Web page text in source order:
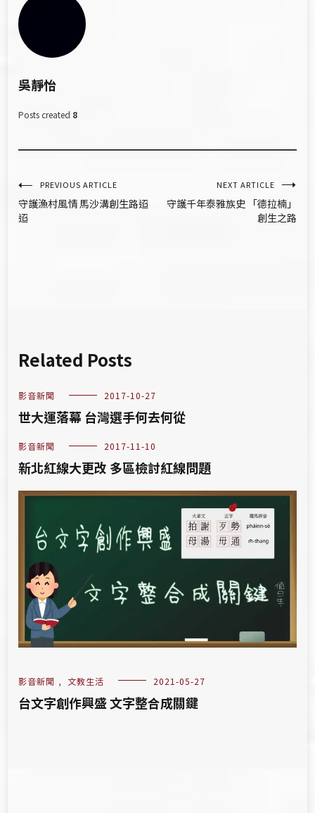
吳靜怡
Posts created 8
文
章
PREVIOUS ARTICLE
守護漁村風情 馬沙溝創生路迢
迢
NEXT ARTICLE
守護千年泰雅族史 「德拉楠」
創生之路
Related Posts
影音新聞 2017-10-27
世大運落幕 台灣選手何去何從
影音新聞 2017-11-10
新北紅線大更改 多區檢討紅線問題
影音新聞 , 文教生活 2021-05-27
台文字創作興盛 文字整合成關鍵